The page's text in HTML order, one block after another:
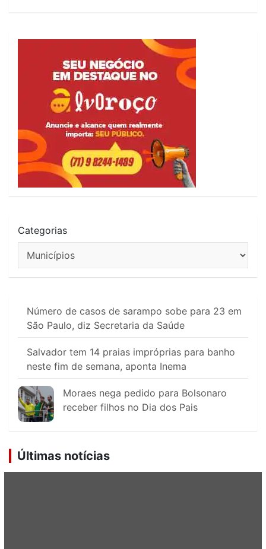
Categorias
Número de casos de sarampo sobe para 23 em
São Paulo, diz Secretaria da Saúde
Salvador tem 14 praias impróprias para banho
neste fim de semana, aponta Inema
Moraes nega pedido para Bolsonaro
receber filhos no Dia dos Pais
Últimas notícias